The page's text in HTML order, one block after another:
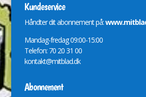
Kundeservice
Håndter dit abonnement på:
Mandag-fredag 09:00-15:00
Telefon: 70 20 31 00
kontakt@mitblad.dk
Abonnement